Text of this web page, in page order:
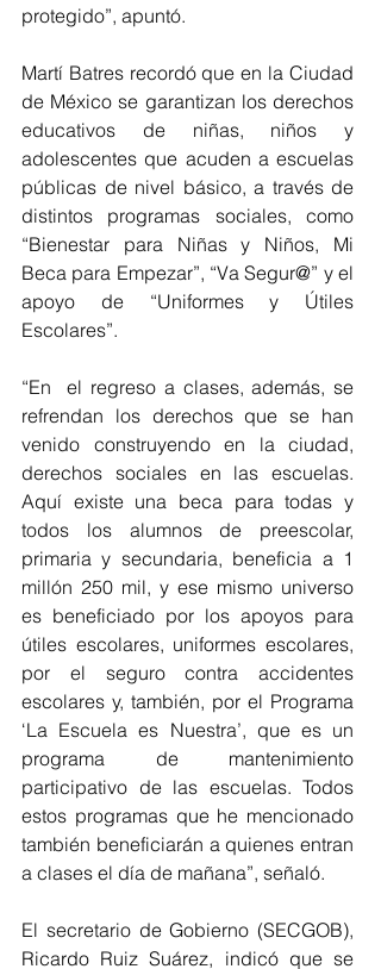
protegido”, apuntó.
Martí Batres recordó que en la Ciudad
de México se garantizan los derechos
educativos de niñas, niños y
adolescentes que acuden a escuelas
públicas de nivel básico, a través de
distintos programas sociales, como
“Bienestar para Niñas y Niños, Mi
Beca para Empezar”, “Va Segur@” y el
apoyo de “Uniformes y Útiles
Escolares”.
“En  el regreso a clases, además, se
refrendan los derechos que se han
venido construyendo en la ciudad,
derechos sociales en las escuelas.
Aquí existe una beca para todas y
todos los alumnos de preescolar,
primaria y secundaria, beneficia a 1
millón 250 mil, y ese mismo universo
es beneficiado por los apoyos para
útiles escolares, uniformes escolares,
por el seguro contra accidentes
escolares y, también, por el Programa
‘La Escuela es Nuestra’, que es un
programa de mantenimiento
participativo de las escuelas. Todos
estos programas que he mencionado
también beneficiarán a quienes entran
a clases el día de mañana”, señaló.
El secretario de Gobierno (SECGOB),
Ricardo Ruiz Suárez, indicó que se